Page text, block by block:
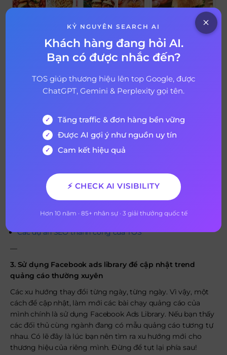
Hãy nhìn cách Smashburger kết hợp hai emoji trong các
bài quảng cáo của họ. (Nguồn: Internet)
Xem thêmdịch vụ SEOcủa TOS – TOP Performance SEO
Agency tại Việt Nam:
Dịch vụ SEO TPHCM tổng thể website uy tín chuyên
Dịch vụ SEO tại Hà Nội giá rẻ, từ khóa đạt top #1 bền
TOP #1 nhanh chóng
Các dự án SEO thành công của TOS
—
3. Sử dụng Facebook ads library để cập nhật trend
quảng cáo thường xuyên
Các xu hướng thay đổi từng ngày, từng ngày. Vì vậy, một
cách để cập nhật, làm mới các bài chạy quảng cáo của
mình chính là sử dụng Facebook Ads Library. Nếu bạn thấy
các đối thủ cùng ngành đang có mẫu quảng cáo tương tự
nhau. Có lẽ đây là lúc bạn nên tìm ra xu hướng mới cho
thương hiệu của riêng mình. Đừng để tụt lại phía sau!
KỶ NGUYÊN SEARCH AI
Khách hàng đang hỏi AI.
Bạn có được nhắc đến?
TOS giúp thương hiệu lên top Google, được
ChatGPT, Gemini & Perplexity gọi tên.
Tăng traffic & đơn hàng bền vững
Được AI gợi ý như nguồn uy tín
Cam kết hiệu quả
⚡ CHECK AI VISIBILITY
Hơn 10 năm · 85+ nhân sự · 3 giải thưởng quốc tế